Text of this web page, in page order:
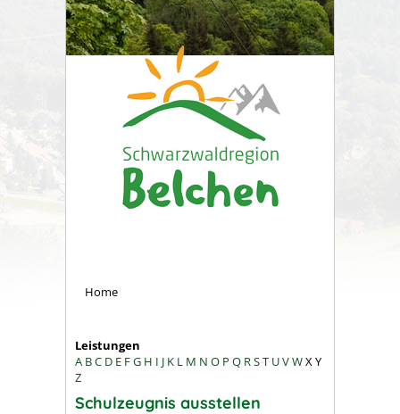
Home
Leistungen
A BC D E FG H I J K L M N O P Q RST UVWXY
Z
Schulzeugnis ausstellen